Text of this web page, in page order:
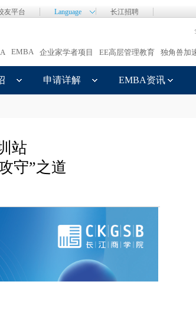
友平台 Language 长江招聘
EMBA 企业家学者项目 EE高层管理教育 独角兽加
申请详解 EMBA资讯
站
守”之道